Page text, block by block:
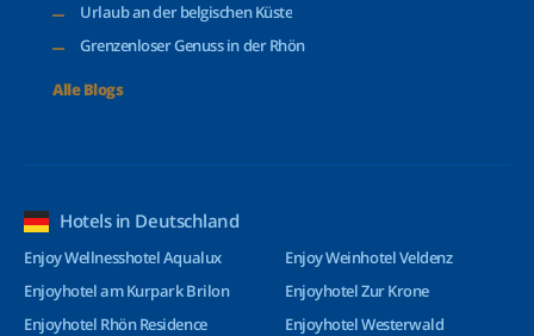
Urlaub an der belgischen Küste
Grenzenloser Genuss in der Rhön
Alle Blogs
Hotels in Deutschland
Enjoy Wellnesshotel Aqualux
Enjoyhotel am Kurpark Brilon
Enjoyhotel Rhön Residence
Enjoy Weinhotel Veldenz
Enjoyhotel Zur Krone
Enjoyhotel Westerwald